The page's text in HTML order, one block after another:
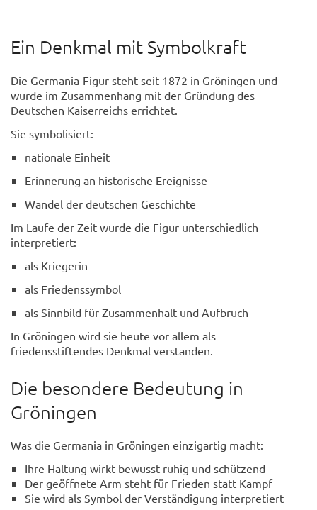
Ein Denkmal mit Symbolkraft
Die Germania-Figur steht seit 1872 in Gröningen und
wurde im Zusammenhang mit der Gründung des
Deutschen Kaiserreichs errichtet.
Sie symbolisiert:
nationale Einheit
Erinnerung an historische Ereignisse
Wandel der deutschen Geschichte
Im Laufe der Zeit wurde die Figur unterschiedlich
interpretiert:
als Kriegerin
als Friedenssymbol
als Sinnbild für Zusammenhalt und Aufbruch
In Gröningen wird sie heute vor allem als
friedensstiftendes Denkmal verstanden.
Die besondere Bedeutung in
Gröningen
Was die Germania in Gröningen einzigartig macht:
Ihre Haltung wirkt bewusst ruhig und schützend
Der geöffnete Arm steht für Frieden statt Kampf
Sie wird als Symbol der Verständigung interpretiert